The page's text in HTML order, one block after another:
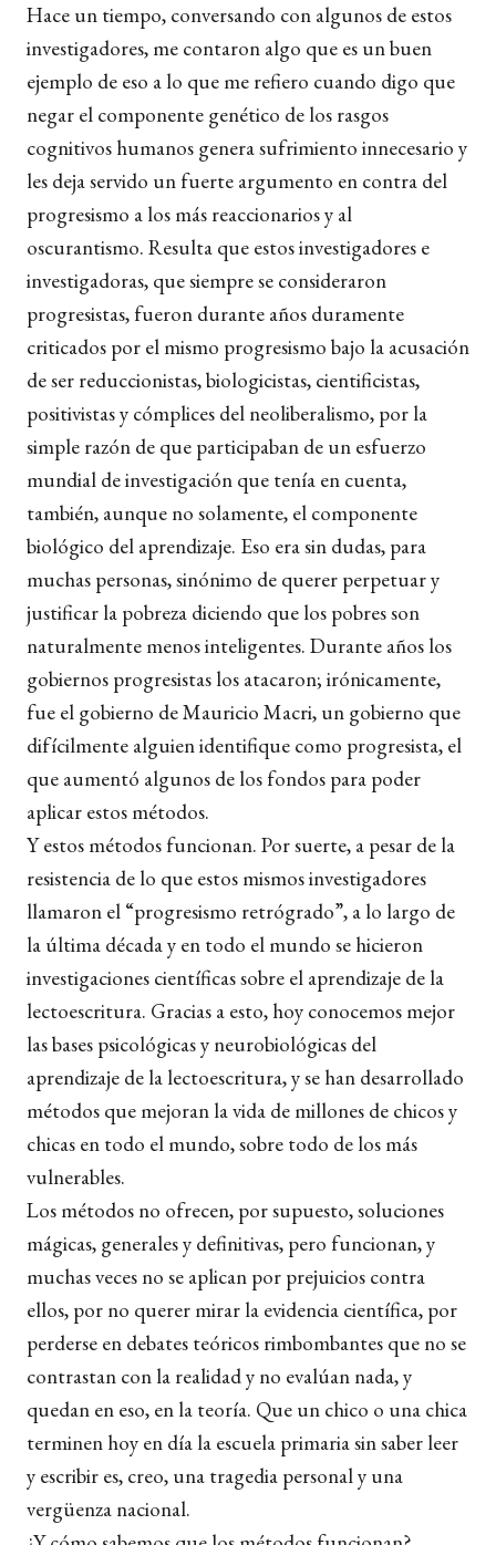
Hace un tiempo, conversando con algunos de estos
investigadores, me contaron algo que es un buen
ejemplo de eso a lo que me refiero cuando digo que
negar el componente genético de los rasgos
cognitivos humanos genera sufrimiento innecesario y
les deja servido un fuerte argumento en contra del
progresismo a los más reaccionarios y al
oscurantismo. Resulta que estos investigadores e
investigadoras, que siempre se consideraron
progresistas, fueron durante años duramente
criticados por el mismo progresismo bajo la acusación
de ser reduccionistas, biologicistas, cientificistas,
positivistas y cómplices del neoliberalismo, por la
simple razón de que participaban de un esfuerzo
mundial de investigación que tenía en cuenta,
también, aunque no solamente, el componente
biológico del aprendizaje. Eso era sin dudas, para
muchas personas, sinónimo de querer perpetuar y
justificar la pobreza diciendo que los pobres son
naturalmente menos inteligentes. Durante años los
gobiernos progresistas los atacaron; irónicamente,
fue el gobierno de Mauricio Macri, un gobierno que
difícilmente alguien identifique como progresista, el
que aumentó algunos de los fondos para poder
aplicar estos métodos.
Y estos métodos funcionan. Por suerte, a pesar de la
resistencia de lo que estos mismos investigadores
llamaron el “progresismo retrógrado”, a lo largo de
la última década y en todo el mundo se hicieron
investigaciones científicas sobre el aprendizaje de la
lectoescritura. Gracias a esto, hoy conocemos mejor
las bases psicológicas y neurobiológicas del
aprendizaje de la lectoescritura, y se han desarrollado
métodos que mejoran la vida de millones de chicos y
chicas en todo el mundo, sobre todo de los más
vulnerables.
Los métodos no ofrecen, por supuesto, soluciones
mágicas, generales y definitivas, pero funcionan, y
muchas veces no se aplican por prejuicios contra
ellos, por no querer mirar la evidencia científica, por
perderse en debates teóricos rimbombantes que no se
contrastan con la realidad y no evalúan nada, y
quedan en eso, en la teoría. Que un chico o una chica
terminen hoy en día la escuela primaria sin saber leer
y escribir es, creo, una tragedia personal y una
vergüenza nacional.